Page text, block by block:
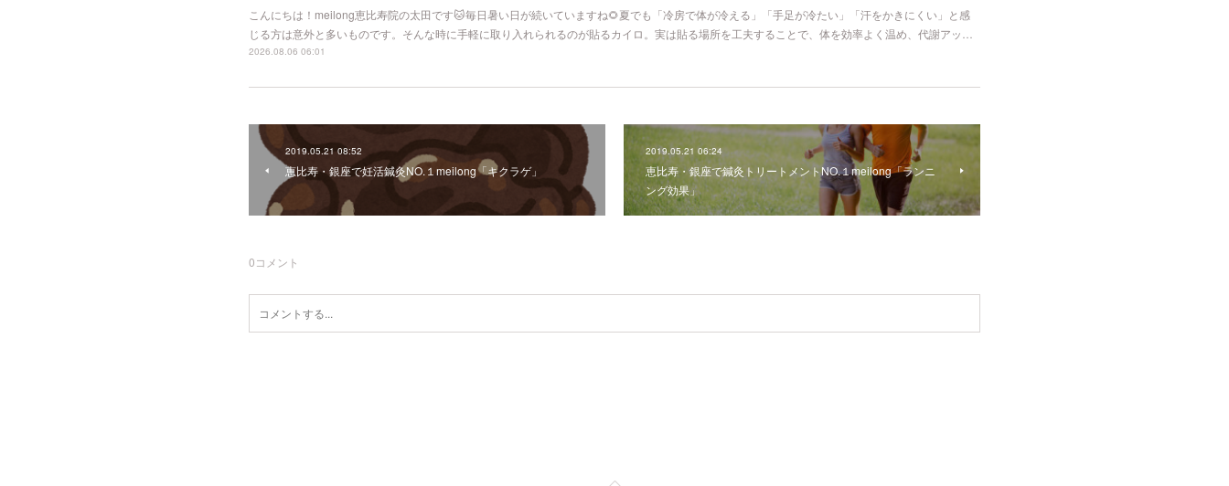
こんにちは！meilong恵比寿院の太田です🐱毎日暑い日が続いていますね🌻夏でも「冷房で体が冷える」「手足が冷たい」「汗をかきにくい」と感
じる方は意外と多いものです。そんな時に手軽に取り入れられるのが貼るカイロ。実は貼る場所を工夫することで、体を効率よく温め、代謝アッ…
2026.08.06 06:01
2019.05.21 08:52
恵比寿・銀座で妊活鍼灸NO.１meilong「キクラゲ」
2019.05.21 06:24
恵比寿・銀座で鍼灸トリートメントNO.１meilong「ランニ
ング効果」
0コメント